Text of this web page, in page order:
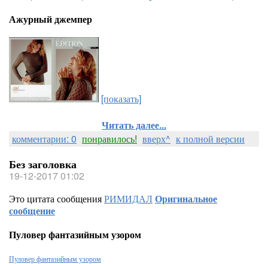
Ажурный джемпер
[показать]
Читать далее...
комментарии: 0 понравилось! вверх^ к полной версии
Без заголовка
19-12-2017 01:02
Это цитата сообщенияРИМИДАЛОригинальное
сообщение
Пуловер фантазийным узором
Пуловер фантазийным узором